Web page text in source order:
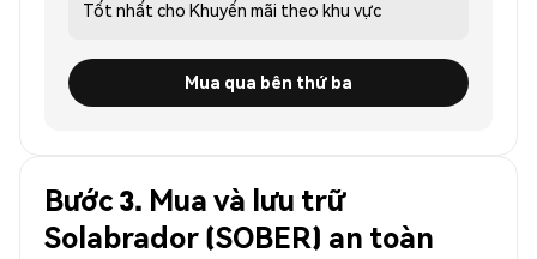
Tốt nhất cho Khuyến mãi theo khu vực
Mua qua bên thứ ba
Bước 3. Mua và lưu trữ
Solabrador (SOBER) an toàn